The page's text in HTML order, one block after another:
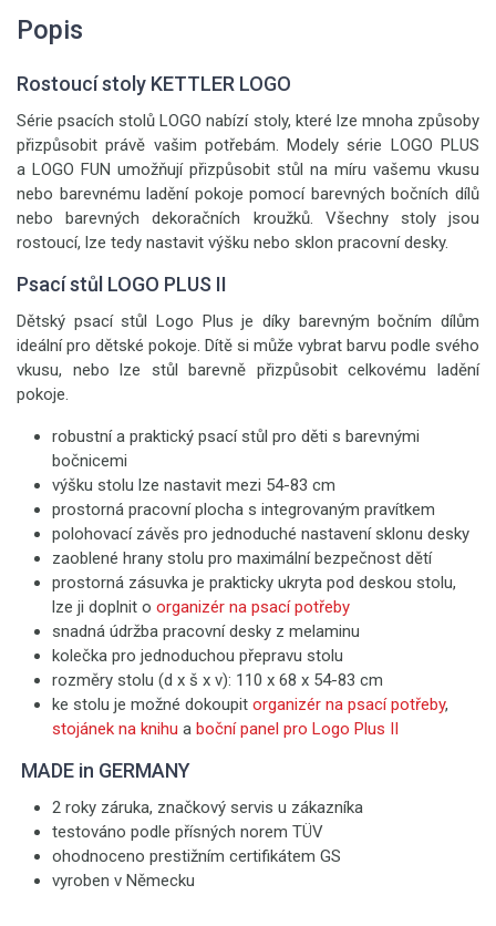
Popis
Rostoucí stoly KETTLER LOGO
Série psacích stolů LOGO nabízí stoly, které lze mnoha způsoby
přizpůsobit právě vašim potřebám. Modely série LOGO PLUS
a LOGO FUN umožňují přizpůsobit stůl na míru vašemu vkusu
nebo barevnému ladění pokoje pomocí barevných bočních dílů
nebo barevných dekoračních kroužků. Všechny stoly jsou
rostoucí, lze tedy nastavit výšku nebo sklon pracovní desky.
Psací stůl LOGO PLUS II
Dětský psací stůl Logo Plus je díky barevným bočním dílům
ideální pro dětské pokoje. Dítě si může vybrat barvu podle svého
vkusu, nebo lze stůl barevně přizpůsobit celkovému ladění
pokoje.
robustní a praktický psací stůl pro děti s barevnými
bočnicemi
výšku stolu lze nastavit mezi 54-83 cm
prostorná pracovní plocha s integrovaným pravítkem
polohovací závěs pro jednoduché nastavení sklonu desky
zaoblené hrany stolu pro maximální bezpečnost dětí
prostorná zásuvka je prakticky ukryta pod deskou stolu,
lze ji doplnit o organizér na psací potřeby
snadná údržba pracovní desky z melaminu
kolečka pro jednoduchou přepravu stolu
rozměry stolu (d x š x v): 110 x 68 x 54-83 cm
ke stolu je možné dokoupit organizér na psací potřeby,
stojánek na knihu a boční panel pro Logo Plus II
MADE in GERMANY
2 roky záruka, značkový servis u zákazníka
testováno podle přísných norem TÜV
ohodnoceno prestižním certifikátem GS
vyroben v Německu